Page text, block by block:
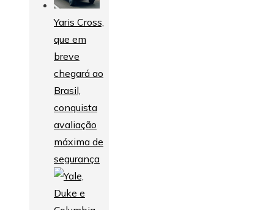
Yaris Cross,
que em
breve
chegará ao
Brasil,
conquista
avaliação
máxima de
segurança